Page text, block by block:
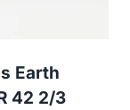
Earth
42 2/3